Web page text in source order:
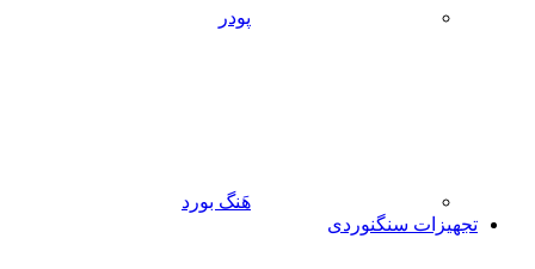
پودر
هَنگ بورد
تجهیزات سنگنوردی